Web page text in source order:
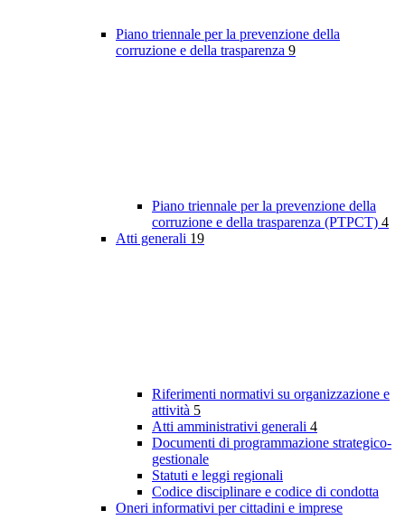
Piano triennale per la prevenzione della
corruzione e della trasparenza 9
Piano triennale per la prevenzione della
corruzione e della trasparenza (PTPCT) 4
Atti generali 19
Riferimenti normativi su organizzazione e
attività 5
Atti amministrativi generali 4
Documenti di programmazione strategico-
gestionale
Statuti e leggi regionali
Codice disciplinare e codice di condotta
Oneri informativi per cittadini e imprese